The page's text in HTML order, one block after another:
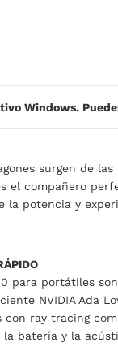
Windows.
surgen de
el compañero
la potencia y
para portátiles
NVIDIA Ada
ray tracing
batería y la